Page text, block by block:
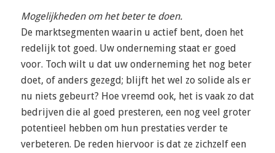
Mogelijkheden om het beter te doen.
De marktsegmenten waarin u actief bent, doen het
redelijk tot goed. Uw onderneming staat er goed
voor. Toch wilt u dat uw onderneming het nog beter
doet, of anders gezegd; blijft het wel zo solide als er
nu niets gebeurt? Hoe vreemd ook, het is vaak zo dat
bedrijven die al goed presteren, een nog veel groter
potentieel hebben om hun prestaties verder te
verbeteren. De reden hiervoor is dat ze zichzelf een